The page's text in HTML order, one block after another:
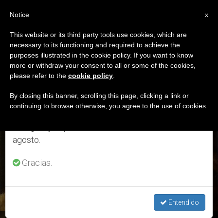
ETIQUETA
Posts Tagged ‘San
Mateo’
ÚLTIMAS NOTICIAS
×
Aviso importante
Del 27 de julio al 7 de agosto haremos la pausa
anual, aprovechando que en el periodo de verano
se generan menos informaciones y también el
agosto.
Gracias.
Entendido
x
Notice
This website or its third party tools use cookies, which are
necessary to its functioning and required to achieve the
purposes illustrated in the cookie policy. If you want to know
more or withdraw your consent to all or some of the cookies,
please refer to the cookie policy
By closing this banner, scrolling this page, clicking a link or
continuing to browse otherwise, you agree to the use of cookies.